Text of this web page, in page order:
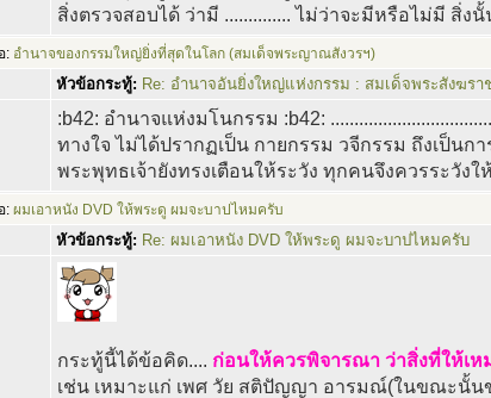
สิ่งตรวจสอบได้ ว่ามี .............. ไม่ว่าจะมีหรือไม่มี สิ่ง
: อำนาจของกรรมใหญ่ยิ่งที่สุดในโลก (สมเด็จพระญาณสังวรฯ)
หัวข้อกระทู้: Re: อำนาจอันยิ่งใหญ่แห่งกรรม : สมเด็จพระสังฆรา
:b42: อำนาจแห่งมโนกรรม :b42:
ทางใจ ไม่ได้ปรากฏเป็น กายกรรม วจีกรรม ถึงเป็นก
พระพุทธเจ้ายังทรงเตือนให้ระวัง ทุกคนจึงควรระวังให้
: ผมเอาหนัง DVD ให้พระดู ผมจะบาปไหมครับ
หัวข้อกระทู้: Re: ผมเอาหนัง DVD ให้พระดู ผมจะบาปไหมครับ
กระทู้นี้ได้ข้อคิด.... ก่อนให้ควรพิจารณา ว่าสิ่งที่ให้เ
เช่น เหมาะแก่ เพศ วัย สติปัญญา อารมณ์(ในขณะนั้น